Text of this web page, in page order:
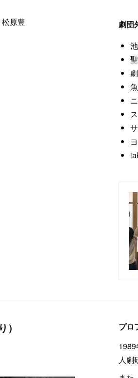
原豊
劇団
プロ
人劇